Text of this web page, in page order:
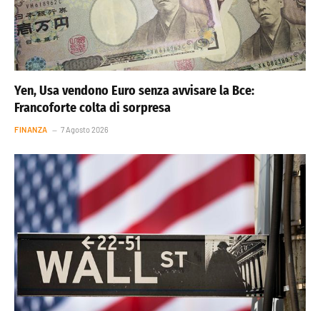
Yen, Usa vendono Euro senza avvisare la Bce:
Francoforte colta di sorpresa
FINANZA 7 Agosto 2026